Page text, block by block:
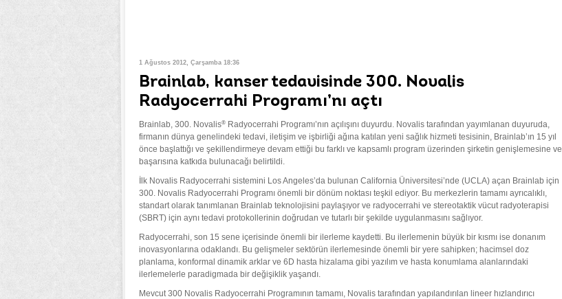
1 Ağustos 2012, Çarşamba 18:36
Brainlab, kanser tedavisinde 300. Novalis
Radyocerrahi Programı’nı açtı
Brainlab, 300. Novalis® Radyocerrahi Programı’nın açılışını duyurdu. Novalis tarafından yayımlanan duyuruda,
firmanın dünya genelindeki tedavi, iletişim ve işbirliği ağına katılan yeni sağlık hizmeti tesisinin, Brainlab’ın 15 yıl
önce başlattığı ve şekillendirmeye devam ettiği bu farklı ve kapsamlı program üzerinden şirketin genişlemesine ve
başarısına katkıda bulunacağı belirtildi.
İlk Novalis Radyocerrahi sistemini Los Angeles’da bulunan California Üniversitesi’nde (UCLA) açan Brainlab için
300. Novalis Radyocerrahi Programı önemli bir dönüm noktası teşkil ediyor. Bu merkezlerin tamamı ayrıcalıklı,
standart olarak tanımlanan Brainlab teknolojisini paylaşıyor ve radyocerrahi ve stereotaktik vücut radyoterapisi
(SBRT) için aynı tedavi protokollerinin doğrudan ve tutarlı bir şekilde uygulanmasını sağlıyor.
Radyocerrahi, son 15 sene içerisinde önemli bir ilerleme kaydetti. Bu ilerlemenin büyük bir kısmı ise donanım
inovasyonlarına odaklandı. Bu gelişmeler sektörün ilerlemesinde önemli bir yere sahipken; hacimsel doz
planlama, konformal dinamik arklar ve 6D hasta hizalama gibi yazılım ve hasta konumlama alanlarındaki
ilerlemelerle paradigmada bir değişiklik yaşandı.
Mevcut 300 Novalis Radyocerrahi Programının tamamı, Novalis tarafından yapılandırılan lineer hızlandırıcı